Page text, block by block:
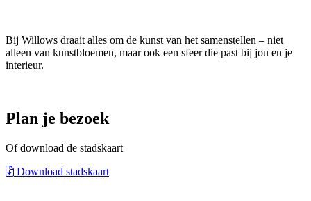
Bij Willows draait alles om de kunst van het samenstellen – niet
alleen van kunstbloemen, maar ook een sfeer die past bij jou en je
interieur.
Plan je bezoek
Of download de stadskaart
Download stadskaart